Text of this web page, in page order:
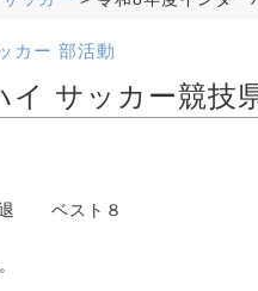
カー 部活動
イ サッカー競技
ベスト８